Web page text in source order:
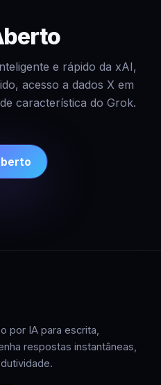
e rápido da xAI,
acesso a dados X em
característica do Grok.
por IA para escrita,
respostas instantâneas,